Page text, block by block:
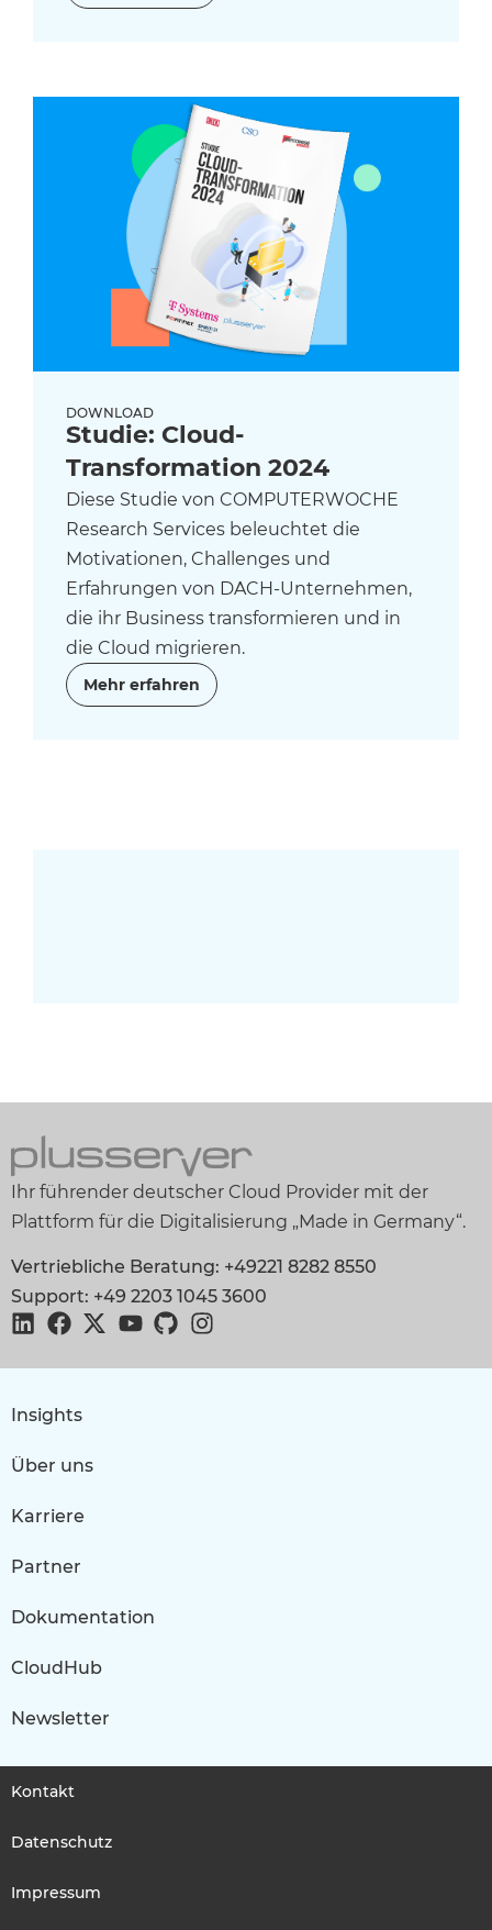
DOWNLOAD
Studie: Cloud-
Transformation 2024
Diese Studie von COMPUTERWOCHE
Research Services beleuchtet die
Motivationen, Challenges und
Erfahrungen von DACH-Unternehmen,
die ihr Business transformieren und in
die Cloud migrieren.
Mehr erfahren
Ihr führender deutscher Cloud Provider mit der
Plattform für die Digitalisierung „Made in Germany“.
Vertriebliche Beratung: +49221 8282 8550
Support: +49 2203 1045 3600
Insights
Über uns
Karriere
Partner
Dokumentation
CloudHub
Newsletter
Kontakt
Datenschutz
Impressum